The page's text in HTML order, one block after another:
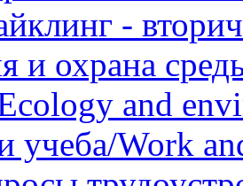
-
и охрана
and
учеба/Work